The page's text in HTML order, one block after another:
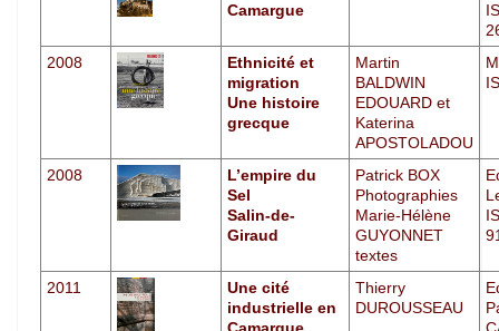
Camargue
2008
Ethnicité et
migration
Une histoire
grecque
Martin
BALDWIN
EDOUARD et
Katerina
APOSTOLADOU
2008
L’empire du
Sel
Salin-de-
Giraud
Patrick BOX
Photographies
Marie-Hélène
GUYONNET
textes
2011
Une cité
industrielle en
Thierry
DUROUSSEAU